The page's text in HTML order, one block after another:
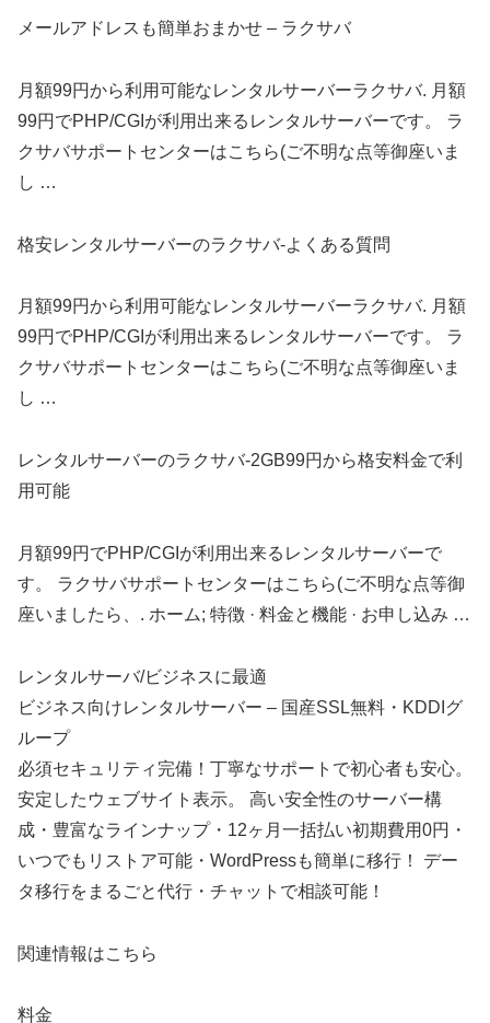
メールアドレスも簡単おまかせ – ラクサバ
月額99円から利用可能なレンタルサーバーラクサバ. 月額
99円でPHP/CGIが利用出来るレンタルサーバーです。 ラ
クサバサポートセンターはこちら(ご不明な点等御座いま
し …
格安レンタルサーバーのラクサバ-よくある質問
月額99円から利用可能なレンタルサーバーラクサバ. 月額
99円でPHP/CGIが利用出来るレンタルサーバーです。 ラ
クサバサポートセンターはこちら(ご不明な点等御座いま
し …
レンタルサーバーのラクサバ-2GB99円から格安料金で利
用可能
月額99円でPHP/CGIが利用出来るレンタルサーバーで
す。 ラクサバサポートセンターはこちら(ご不明な点等御
座いましたら、. ホーム; 特徴 · 料金と機能 · お申し込み …
レンタルサーバ/ビジネスに最適
ビジネス向けレンタルサーバー – 国産SSL無料・KDDIグ
ループ
必須セキュリティ完備！丁寧なサポートで初心者も安心。
安定したウェブサイト表示。 高い安全性のサーバー構
成・豊富なラインナップ・12ヶ月一括払い初期費用0円・
いつでもリストア可能・WordPressも簡単に移行！ デー
タ移行をまるごと代行・チャットで相談可能！
関連情報はこちら
料金